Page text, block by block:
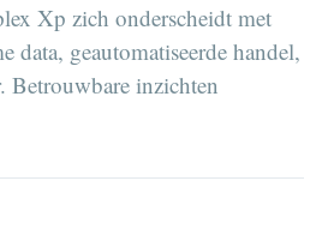
Xp zich onderscheidt met
data, geautomatiseerde handel,
Betrouwbare inzichten